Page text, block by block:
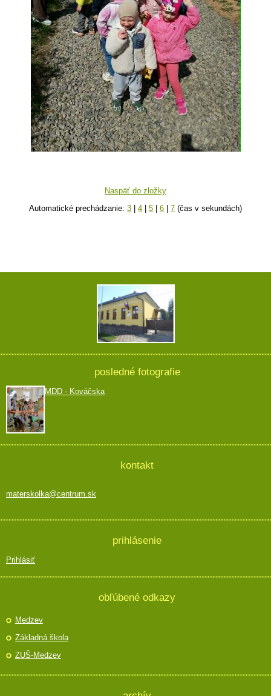
Naspäť do zložky
Automatické prechádzanie: 3 4 5 6 7 (čas v sekundách)
posledné fotografie
MDD - Kováčska
kontakt
materskolka@centrum.sk
prihlásenie
Prihlásiť
obľúbené odkazy
Medzev
Základná škola
ZUŠ-Medzev